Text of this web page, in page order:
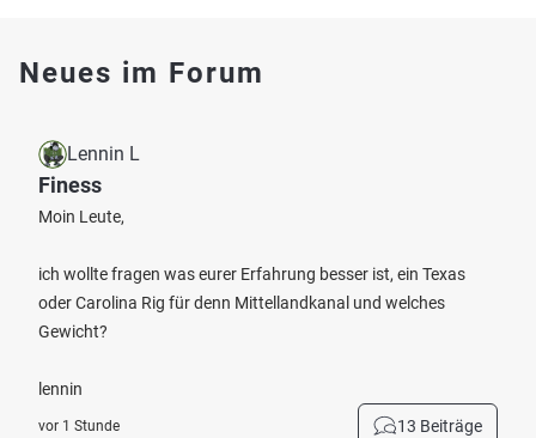
Neues im Forum
Lennin L
Finess
Moin Leute,
ich wollte fragen was eurer Erfahrung besser ist, ein Texas
oder Carolina Rig für denn Mittellandkanal und welches
Gewicht?
lennin
vor 1 Stunde 13 Beiträge